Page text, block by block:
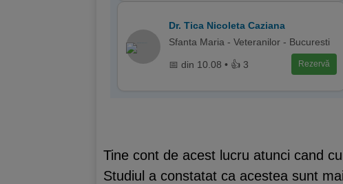
Dr. Tica Nicoleta Caziana
Sfanta Maria - Veteranilor - Bucuresti
📅 din 10.08 • 👍 3 Rezervă
Tine cont de acest lucru atunci cand
Studiul a constatat ca acestea sunt